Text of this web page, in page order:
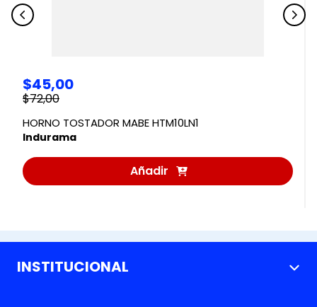
$45,00
$72,00
HORNO TOSTADOR MABE HTM10LN1
Indurama
Añadir
al
INSTITUCIONAL +